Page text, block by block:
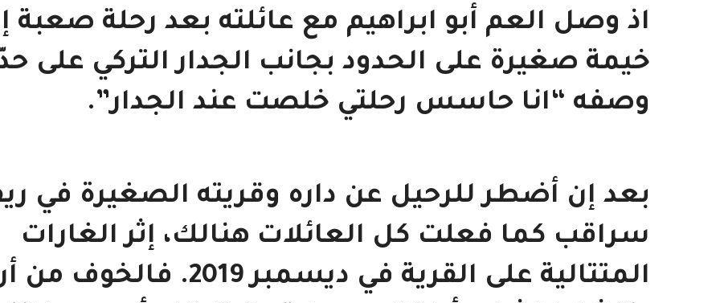
اذ وصل العم أبو ابراهيم مع عائلته بعد رحلة صعبة
خيمة صغيرة على الحدود بجانب الجدار التركي على
وصفه “انا حاسس رحلتي خلصت عند الجدار”.
بعد إن أضطر للرحيل عن داره وقريته الصغيرة في
سراقب كما فعلت كل العائلات هنالك، إثر الغارات
المتتالية على القرية في ديسمبر 2019. فالخوف